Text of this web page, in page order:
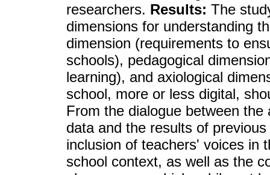
researchers. Results: The
dimensions for understanding
dimension (requirements to
schools), pedagogical
learning), and axiological
school, more or less digital,
From the dialogue between
data and the results of
inclusion of teachers' voices in
school context, as well as the